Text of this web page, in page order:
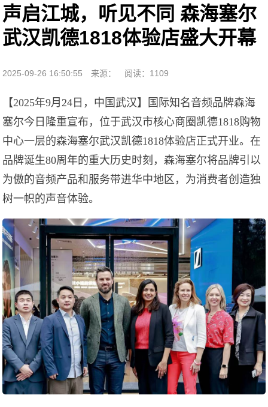
声启江城，听见不同 森海塞尔
武汉凯德1818体验店盛大开幕
2025-09-26 16:50:55 来源： 阅读：1109
【2025年9月24日，中国武汉】国际知名音频品牌森海
塞尔今日隆重宣布，位于武汉市核心商圈凯德1818购物
中心一层的森海塞尔武汉凯德1818体验店正式开业。在
品牌诞生80周年的重大历史时刻，森海塞尔将品牌引以
为傲的音频产品和服务带进华中地区，为消费者创造独
树一帜的声音体验。